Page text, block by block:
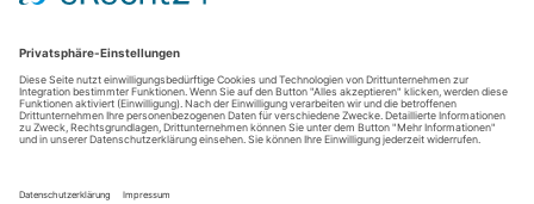
Kontakt
AGFEO GmbH & Co. KG
33647 Bielefeld